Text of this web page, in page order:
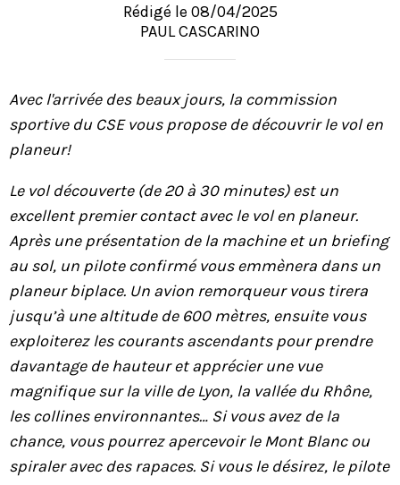
Rédigé le 08/04/2025
PAUL CASCARINO
Avec l'arrivée des beaux jours, la commission
sportive du CSE vous propose de découvrir le vol en
planeur!
Le vol découverte (de 20 à 30 minutes) est un
excellent premier contact avec le vol en planeur.
Après une présentation de la machine et un briefing
au sol, un pilote confirmé vous emmènera dans un
planeur biplace. Un avion remorqueur vous tirera
jusqu’à une altitude de 600 mètres, ensuite vous
exploiterez les courants ascendants pour prendre
davantage de hauteur et apprécier une vue
magnifique sur la ville de Lyon, la vallée du Rhône,
les collines environnantes… Si vous avez de la
chance, vous pourrez apercevoir le Mont Blanc ou
spiraler avec des rapaces. Si vous le désirez, le pilote